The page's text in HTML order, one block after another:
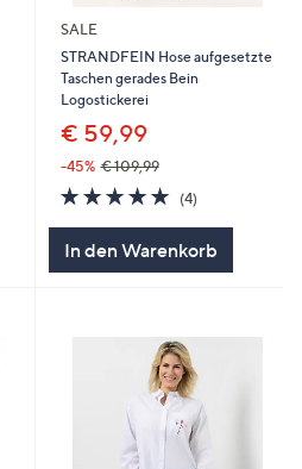
SALE
STRANDFEIN Hose aufgesetzte
Taschen gerades Bein
Logostickerei
€ 59,99
-45% € 109,99
5.0
von
5
(4)
In den Warenkorb